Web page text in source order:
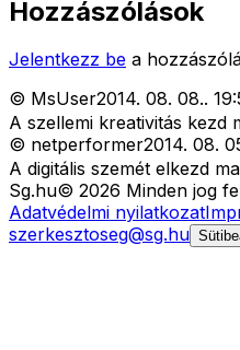
Hozzászólások
Jelentkezz be a
© MsUser2014. 08. 08..
A szellemi kreativitás kezd
© netperformer2014. 08.
A digitális szemét elkezd
Sg.hu© 2026 Minden jog
Adatvédelmi nyilatkozat
szerkesztoseg@sg.hu